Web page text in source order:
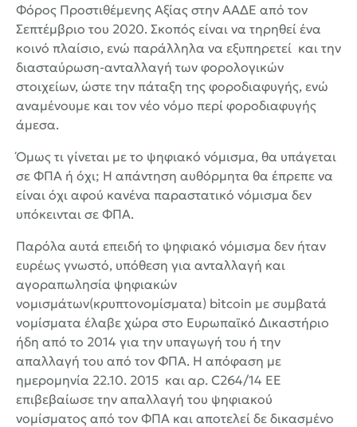
Φόρος Προστιθέμενης Αξίας στην ΑΑΔΕ από τον
Σεπτέμβριο του 2020. Σκοπός είναι να τηρηθεί ένα
κοινό πλαίσιο, ενώ παράλληλα να εξυπηρετεί και την
διασταύρωση-ανταλλαγή των φορολογικών
στοιχείων, ώστε την πάταξη της φοροδιαφυγής, ενώ
αναμένουμε και τον νέο νόμο περί φοροδιαφυγής
άμεσα.
Όμως τι γίνεται με το ψηφιακό νόμισμα, θα υπάγεται
σε ΦΠΑ ή όχι; Η απάντηση αυθόρμητα θα έπρεπε να
είναι όχι αφού κανένα παραστατικό νόμισμα δεν
υπόκεινται σε ΦΠΑ.
Παρόλα αυτά επειδή το ψηφιακό νόμισμα δεν ήταν
ευρέως γνωστό, υπόθεση για ανταλλαγή και
αγοραπωλησία ψηφιακών
νομισμάτων(κρυπτονομίσματα) bitcoin με συμβατά
νομίσματα έλαβε χώρα στο Ευρωπαϊκό Δικαστήριο
ήδη από το 2014 για την υπαγωγή του ή την
απαλλαγή του από τον ΦΠΑ. Η απόφαση με
ημερομηνία 22.10. 2015 και αρ. C264/14 EE
επιβεβαίωσε την απαλλαγή του ψηφιακού
νομίσματος από τον ΦΠΑ και αποτελεί δε δικασμένο